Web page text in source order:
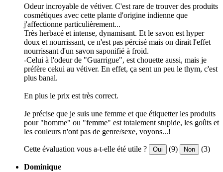
Odeur incroyable de vétiver. C'est rare de trouver des produits
cosmétiques avec cette plante d'origine indienne que
j'affectionne particulièrement...
Très herbacé et intense, dynamisant. Et le savon est hyper
doux et nourrissant, ce n'est pas pércisé mais on dirait l'effet
nourrissant d'un savon saponifié à froid.
-Celui à l'odeur de "Guarrigue", est chouette aussi, mais je
préfère cekui au vétiver. En effet, ça sent un peu le thym, c'est
plus banal.
En plus le prix est très correct.
Je précise que je suis une femme et que étiquetter les produits
pour "homme" ou "femme" est totalement stupide, les goûts et
les couleurs n'ont pas de genre/sexe, voyons...!
Cette évaluation vous a-t-elle été utile ? Oui (9) Non (3)
Dominique